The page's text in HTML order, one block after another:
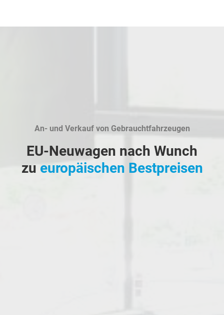
An- und Verkauf von Gebrauchtfahrzeugen
EU-Neuwagen nach Wunch
zu europäischen Bestpreisen